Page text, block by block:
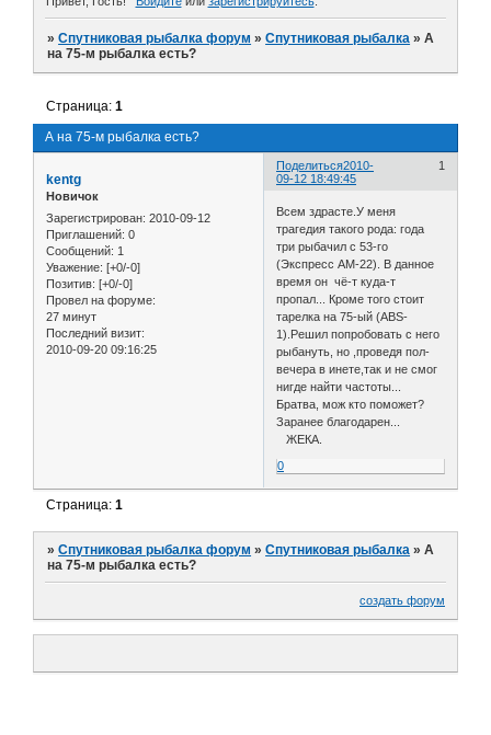
»Спутниковая рыбалка форум »Спутниковая рыбалка »А
на 75-м рыбалка есть?
А на 75-м рыбалка есть?
Страница:1
Поделиться 1
2010-
09-12 18:49:45
kentg
Новичок
Зарегистрирован: 2010-09-12
Приглашений: 0
Сообщений: 1
Уважение: [+0/-0]
Позитив: [+0/-0]
Провел на форуме:
27 минут
Последний визит:
2010-09-20 09:16:25
Всем здрасте.У меня
трагедия такого рода: года
три рыбачил с 53-го
(Экспресс АМ-22). В данное
время он чё-т куда-т
пропал... Кроме того стоит
тарелка на 75-ый (ABS-
1).Решил попробовать с него
рыбануть, но ,проведя пол-
вечера в инете,так и не смог
нигде найти частоты...
Братва, мож кто поможет?
Заранее благодарен...
ЖЕКА.
0
Страница:1
»Спутниковая рыбалка форум »Спутниковая рыбалка »А
на 75-м рыбалка есть?
создать форум